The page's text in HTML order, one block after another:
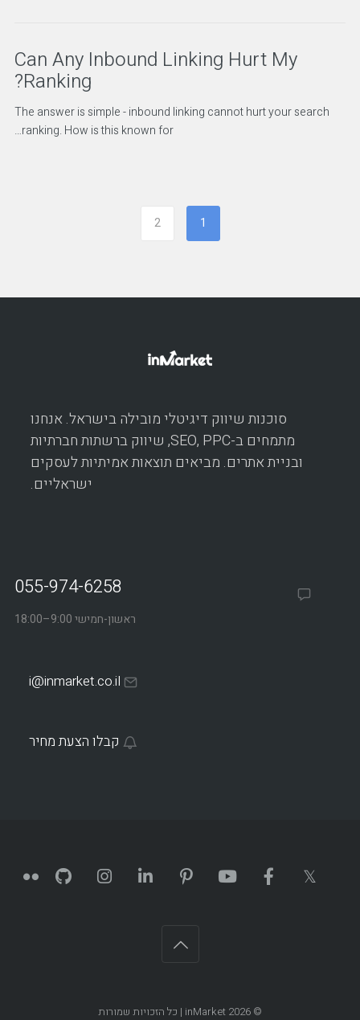
Can Any Inbound Linking Hurt My
Ranking?
The answer is simple - inbound linking cannot hurt your search
ranking. How is this known for…
1
2
סוכנות שיווק דיגיטלי מובילה בישראל. אנחנו
מתמחים ב-SEO, PPC, שיווק ברשתות חברתיות
ובניית אתרים. מביאים תוצאות אמיתיות לעסקים
ישראליים.
055-974-6258
ראשון-חמישי 9:00–18:00
i@inmarket.co.il
קבלו הצעת מחיר
© 2026
inMarket | כל הזכויות שמורות